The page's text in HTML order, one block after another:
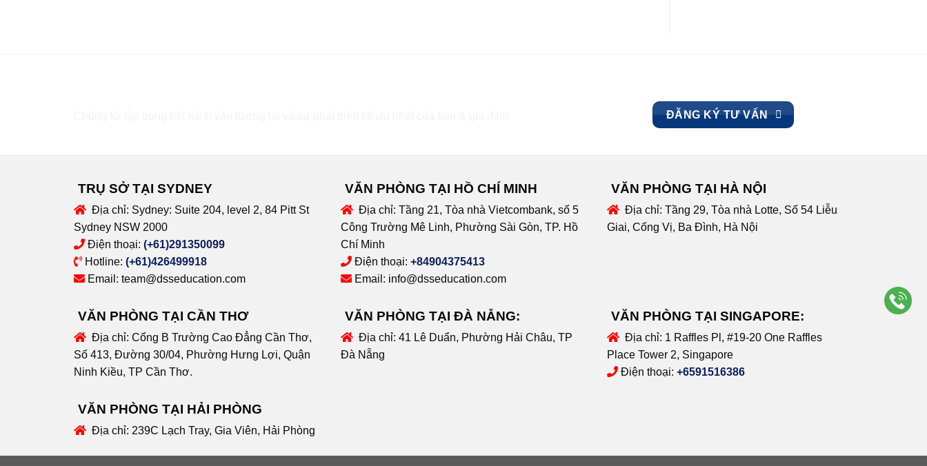
ĐĂNG KÝ TƯ VẤN
TRỤ SỞ TẠI SYDNEY
Địa chỉ: Sydney: Suite 204, level 2, 84 Pitt St
Sydney NSW 2000
Điện thoại: (+61)291350099
Hotline: (+61)426499918
Email: team@dsseducation.com
VĂN PHÒNG TẠI HỒ CHÍ MINH
Địa chỉ: Tầng 21, Tòa nhà Vietcombank, số 5
Công Trường Mê Linh, Phường Sài Gòn, TP. Hồ
Chí Minh
Điện thoại: +84904375413
Email: info@dsseducation.com
VĂN PHÒNG TẠI HÀ NỘI
Địa chỉ:Tầng 29, Tòa nhà Lotte, Số 54 Liễu
Giai, Cống Vị, Ba Đình, Hà Nội
VĂN PHÒNG TẠI CẦN THƠ
Địa chỉ: Cổng B Trường Cao Đẳng Cần Thơ,
Số 413, Đường 30/04, Phường Hưng Lợi, Quận
Ninh Kiều, TP Cần Thơ.
VĂN PHÒNG TẠI ĐÀ NẴNG:
Địa chỉ: 41 Lê Duẩn, Phường Hải Châu, TP
Đà Nẵng
VĂN PHÒNG TẠI SINGAPORE:
Địa chỉ: 1 Raffles Pl, #19-20 One Raffles
Place Tower 2, Singapore
Điện thoại: +6591516386
VĂN PHÒNG TẠI HẢI PHÒNG
Địa chỉ: 239C Lạch Tray, Gia Viên, Hải Phòng